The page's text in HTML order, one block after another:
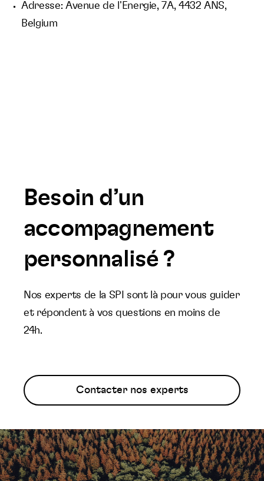
Adresse: Avenue de l'Energie, 7A, 4432 ANS,
Belgium
Besoin d’un
accompagnement
personnalisé ?
Nos experts de la SPI sont là pour vous guider
et répondent à vos questions en moins de
24h.
Contacter nos experts